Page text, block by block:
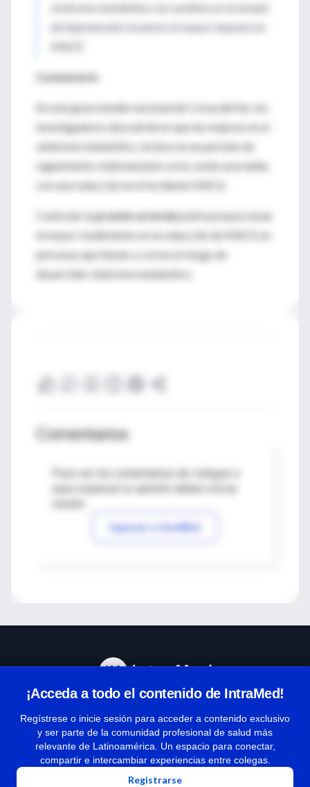
síndrome metabólico, los cambios en el estado
de hipertensión tuvieron el mayor impacto en
Comentario
En este gran estudio nacional de Corea del Sur, los
investigadores descubrieron que las mejoras en el
síndrome metabólico, incluso en un período de
seguimiento relativamente corto, están asociadas
con una reducción en el incidente MACE.
Controlar lapresión arterialpodría proporcionar
el mayor rendimiento en la reducción de MACE en
personas que tienen o corren el riesgo de
desarrollar síndrome metabólico.
Comentarios
Para ver los comentarios de colegas o
Ingresar a IntraMed
¡Acceda a todo el contenido de IntraMed!
Regístrese o inicie sesión para acceder a contenido exclusivo
y ser parte de la comunidad profesional de salud más
relevante de Latinoamérica. Un espacio para conectar,
compartir e intercambiar experiencias entre colegas.
Registrarse
Términos y condiciones
| Políticas de privacidad
| Todos los derechos reservados | Copyright 1997-2026